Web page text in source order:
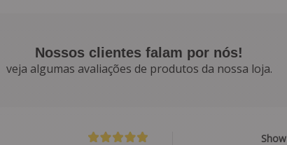
Nossos clientes falam por nós!
veja algumas avaliações de produtos da nossa loja.
Show